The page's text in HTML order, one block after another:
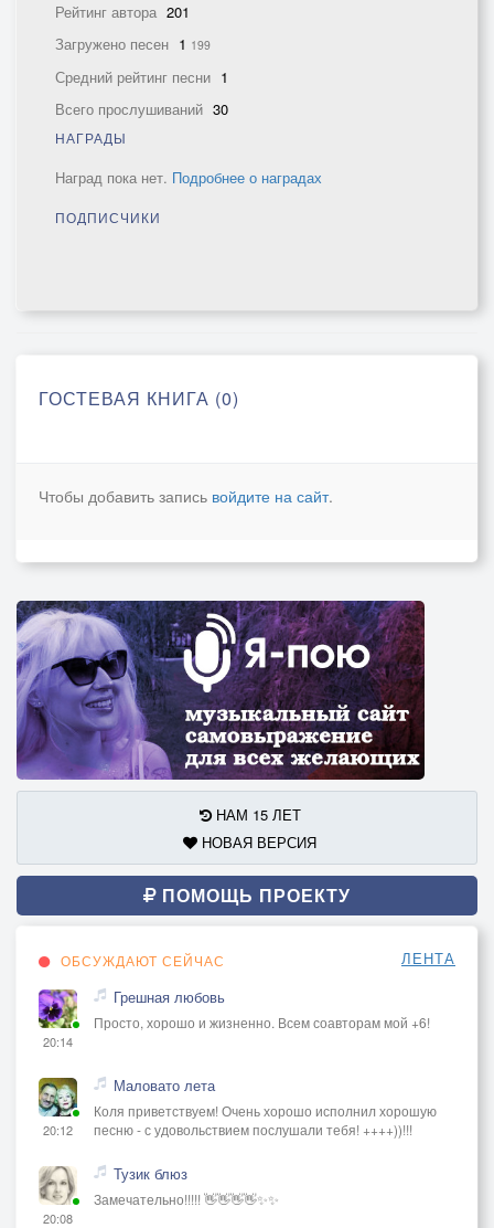
Рейтинг автора 201
Загружено песен 1 199
Средний рейтинг песни 1
Всего прослушиваний 30
НАГРАДЫ
Наград пока нет. Подробнее о наградах
ПОДПИСЧИКИ
ГОСТЕВАЯ КНИГА (0)
Чтобы добавить запись войдите на сайт.
НАМ 15 ЛЕТ
НОВАЯ ВЕРСИЯ
ПОМОЩЬ ПРОЕКТУ
ОБСУЖДАЮТ СЕЙЧАС ЛЕНТА
20:14
Грешная любовь
Просто, хорошо и жизненно. Всем соавторам мой +6!
20:12
Маловато лета
Коля приветствуем! Очень хорошо исполнил хорошую
песню - с удовольствием послушали тебя! ++++))!!!
20:08
Тузик блюз
Замечательно!!!!! 👋👋👋👋✨✨